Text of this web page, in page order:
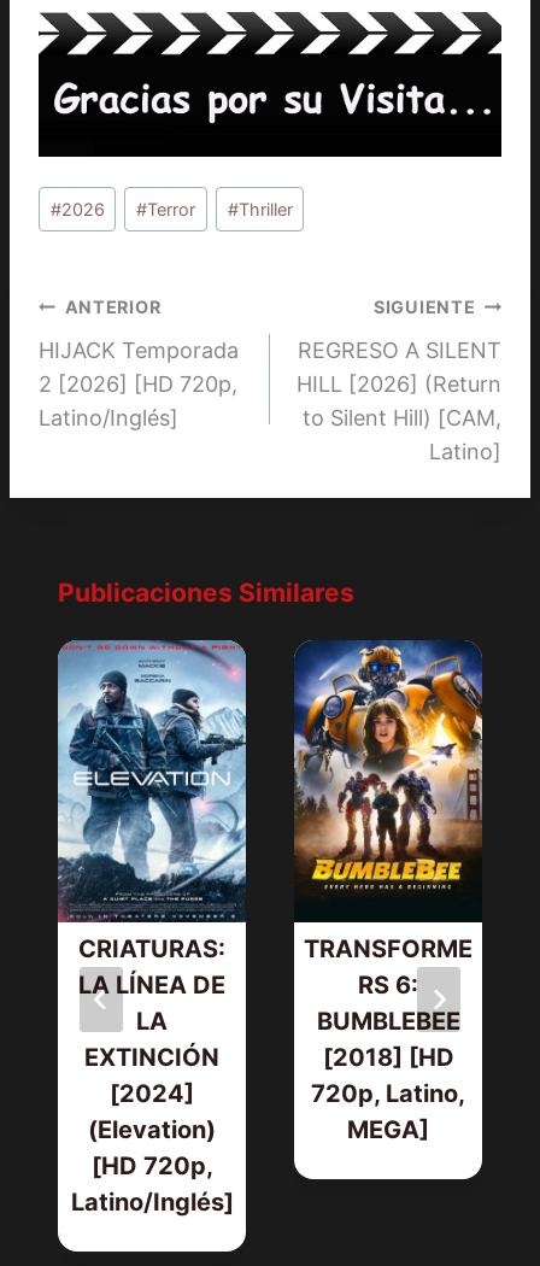
Etiquetas
de
entrada:
#2026 #Terror #Thriller
Navegación
de
entradas
ANTERIOR
HIJACK Temporada
2 [2026] [HD 720p,
Latino/Inglés]
SIGUIENTE
REGRESO A SILENT
HILL [2026] (Return
to Silent Hill) [CAM,
Latino]
Publicaciones Similares
CRIATURAS:
LA LÍNEA DE
LA
EXTINCIÓN
[2024]
(Elevation)
[HD 720p,
Latino/Inglés]
TRANSFORME
RS 6:
BUMBLEBEE
[2018] [HD
720p, Latino,
MEGA]